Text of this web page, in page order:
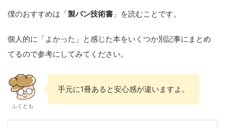
僕のおすすめは「製パン技術書 」を読むことです。
個人的に「よかった」と感じた本をいくつか別記事にまとめ
てるので参考にしてみてください。
ふくとも
手元に1冊あると安心感が違いますよ。